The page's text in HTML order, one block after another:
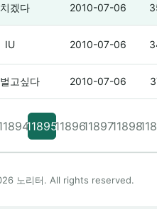
(1)
겠다 2010-07-06
할 일은 많은데(1)
IU 2010-07-06
고싶다 2010-07-06
11895118961189711898
노리터. All rights reserved.